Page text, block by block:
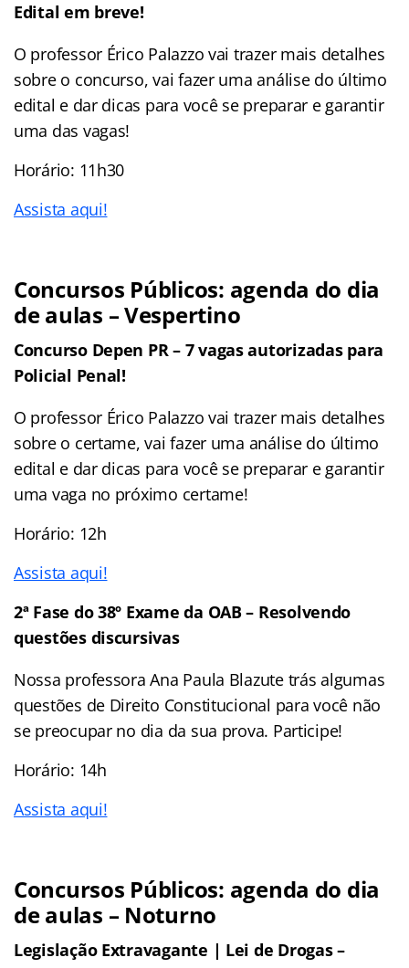
Edital em breve!
O professor Érico Palazzo vai trazer mais detalhes
sobre o concurso, vai fazer uma análise do último
edital e dar dicas para você se preparar e garantir
uma das vagas!
Horário: 11h30
Assista aqui!
Concursos Públicos: agenda do dia
de aulas – Vespertino
Concurso Depen PR – 7 vagas autorizadas para
Policial Penal!
O professor Érico Palazzo vai trazer mais detalhes
sobre o certame, vai fazer uma análise do último
edital e dar dicas para você se preparar e garantir
uma vaga no próximo certame!
Horário: 12h
Assista aqui!
2ª Fase do 38º Exame da OAB – Resolvendo
questões discursivas
Nossa professora Ana Paula Blazute trás algumas
questões de Direito Constitucional para você não
se preocupar no dia da sua prova. Participe!
Horário: 14h
Assista aqui!
Concursos Públicos: agenda do dia
de aulas – Noturno
Legislação Extravagante | Lei de Drogas –